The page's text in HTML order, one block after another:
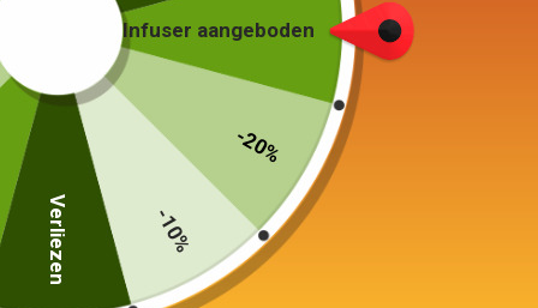
Schepen van
Infuser aangeboden
-20%
-10%
Verliezen